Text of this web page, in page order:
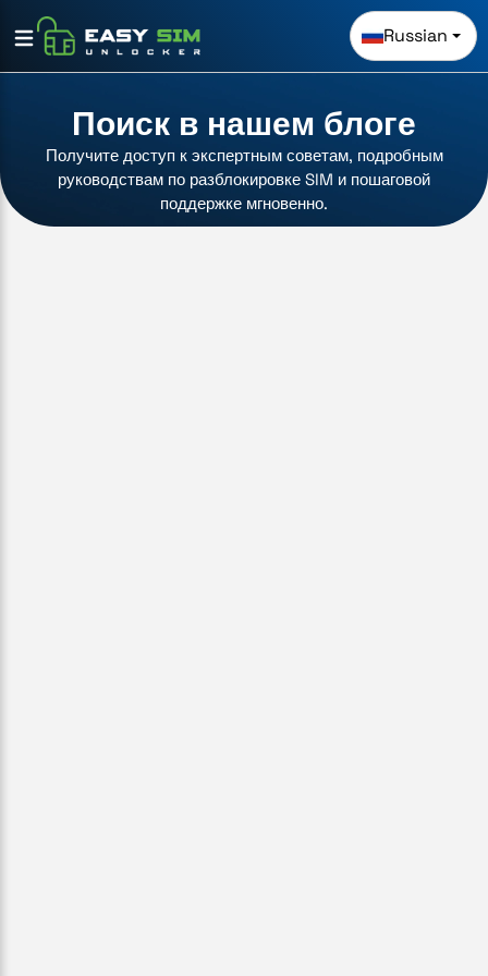
Russian
Поиск в нашем блоге
Получите доступ к экспертным советам, подробным
руководствам по разблокировке SIM и пошаговой
поддержке мгновенно.